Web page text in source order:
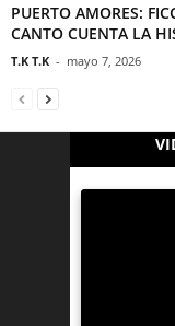
PUERTO AMORES:
CANTO CUENTA LA
T.K T.K - mayo 7, 2026